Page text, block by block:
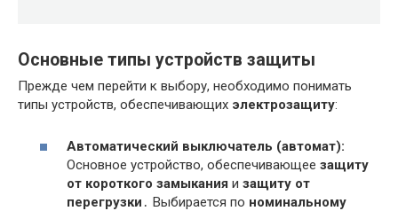
Основные типы устройств защиты
Прежде чем перейти к выбору, необходимо понимать
типы устройств, обеспечивающих электрозащиту:
Автоматический выключатель (автомат):
Основное устройство, обеспечивающее защиту
от короткого замыкания и защиту от
перегрузки ․ Выбирается по номинальному